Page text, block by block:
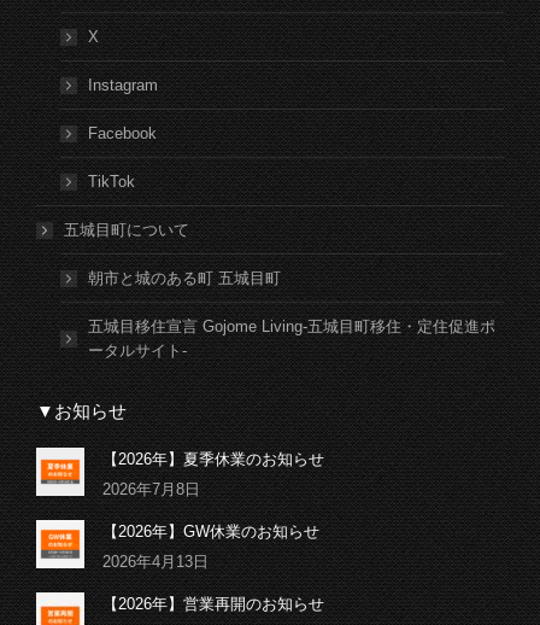
X
Instagram
Facebook
TikTok
五城目町について
朝市と城のある町 五城目町
五城目移住宣言 Gojome Living-五城目町移住・定住促進ポ
ータルサイト-
▼お知らせ
【2026年】夏季休業のお知らせ
2026年7月8日
【2026年】GW休業のお知らせ
2026年4月13日
【2026年】営業再開のお知らせ